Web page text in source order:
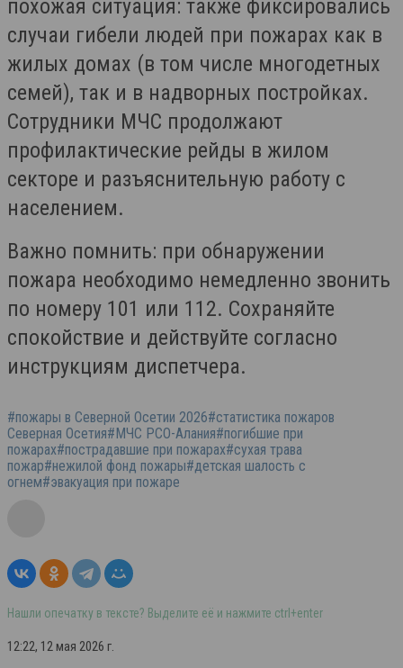
похожая ситуация: также фиксировались
случаи гибели людей при пожарах как в
жилых домах (в том числе многодетных
семей), так и в надворных постройках.
Сотрудники МЧС продолжают
профилактические рейды в жилом
секторе и разъяснительную работу с
населением.
Важно помнить: при обнаружении
пожара необходимо немедленно звонить
по номеру 101 или 112. Сохраняйте
спокойствие и действуйте согласно
инструкциям диспетчера.
#пожары в Северной Осетии 2026#статистика пожаров
Северная Осетия#МЧС РСО-Алания#погибшие при
пожарах#пострадавшие при пожарах#сухая трава
пожар#нежилой фонд пожары#детская шалость с
огнем#эвакуация при пожаре
Нашли опечатку в тексте? Выделите её и нажмите ctrl+enter
12:22, 12 мая 2026 г.